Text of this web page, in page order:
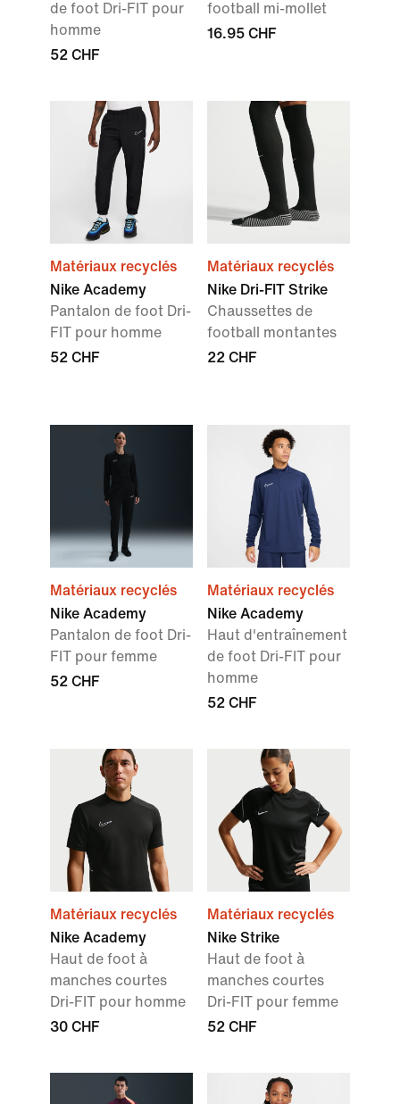
de foot Dri-FIT pour
homme
52 CHF
football mi-mollet
16.95 CHF
Matériaux recyclés
Nike Academy
Pantalon de foot Dri-
FIT pour homme
52 CHF
Matériaux recyclés
Nike Dri-FIT Strike
Chaussettes de
football montantes
22 CHF
Matériaux recyclés
Nike Academy
Pantalon de foot Dri-
FIT pour femme
52 CHF
Matériaux recyclés
Nike Academy
Haut d'entraînement
de foot Dri-FIT pour
homme
52 CHF
Matériaux recyclés
Nike Academy
Haut de foot à
manches courtes
Dri-FIT pour homme
30 CHF
Matériaux recyclés
Nike Strike
Haut de foot à
manches courtes
Dri-FIT pour femme
52 CHF